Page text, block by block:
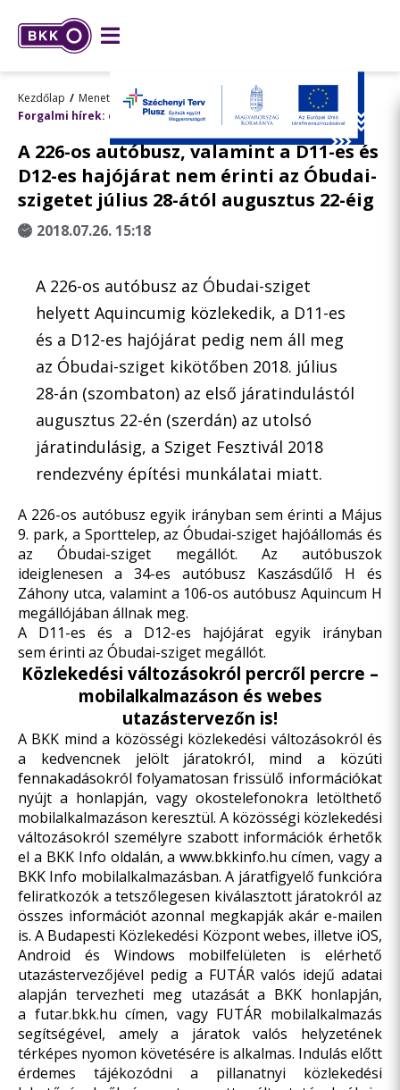
Kezdőlap
Menetrend, utazástervezés
Forgalmi hírek: előre tervezett változások
A 226-os autóbusz, valamint a D11-es és
D12-es hajójárat nem érinti az Óbudai-
szigetet július 28-ától augusztus 22-éig
2018.07.26. 15:18
A 226-os autóbusz az Óbudai-sziget
helyett Aquincumig közlekedik, a D11-es
és a D12-es hajójárat pedig nem áll meg
az Óbudai-sziget kikötőben 2018. július
28-án (szombaton) az első járatindulástól
augusztus 22-én (szerdán) az utolsó
járatindulásig, a Sziget Fesztivál 2018
rendezvény építési munkálatai miatt.
A 226-os autóbusz egyik irányban sem érinti a Május
9. park, a Sporttelep, az Óbudai-sziget hajóállomás és
az Óbudai-sziget megállót. Az autóbuszok
ideiglenesen a 34-es autóbusz Kaszásdűlő H és
Záhony utca, valamint a 106-os autóbusz Aquincum H
megállójában állnak meg.
A D11-es és a D12-es hajójárat egyik irányban
sem érinti az Óbudai-sziget megállót.
Közlekedési változásokról percről percre –
mobilalkalmazáson és webes
utazástervezőn is!
A BKK mind a közösségi közlekedési változásokról és
a kedvencnek jelölt járatokról, mind a közúti
fennakadásokról folyamatosan frissülő információkat
nyújt a honlapján, vagy okostelefonokra letölthető
mobilalkalmazáson keresztül. A közösségi közlekedési
változásokról személyre szabott információk érhetők
el a BKK Info oldalán, awww.bkkinfo.hu címen, vagy a
BKK Info mobilalkalmazásban. A járatfigyelő funkcióra
feliratkozók a tetszőlegesen kiválasztott járatokról az
összes információt azonnal megkapják akár e-mailen
is. A Budapesti Közlekedési Központ webes, illetve iOS,
Android és Windows mobilfelületen is elérhető
utazástervezőjével pedig a FUTÁR valós idejű adatai
alapján tervezheti meg utazását a BKK honlapján,
a futar.bkk.hu címen, vagy FUTÁR mobilalkalmazás
segítségével, amely a járatok valós helyzetének
térképes nyomon követésére is alkalmas. Indulás előtt
érdemes tájékozódni a pillanatnyi közlekedési